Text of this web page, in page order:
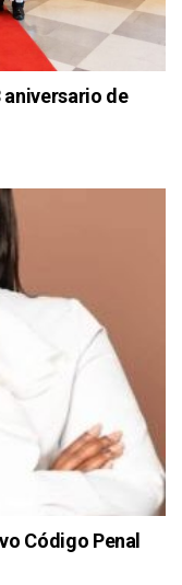
de
Código Penal